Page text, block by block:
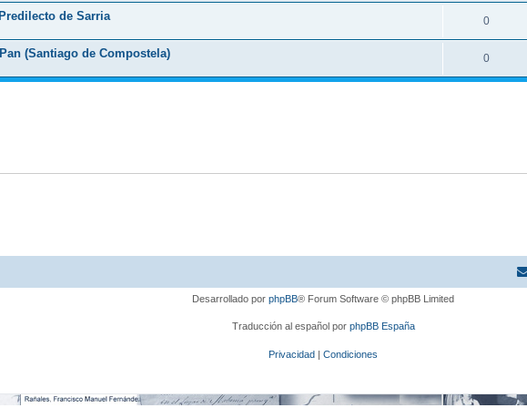
de Sarria 0
(Santiago de Compostela) 0
Desarrollado por phpBB® Forum Software © phpBB Limited
Traducción al español por phpBB España
Privacidad | Condiciones